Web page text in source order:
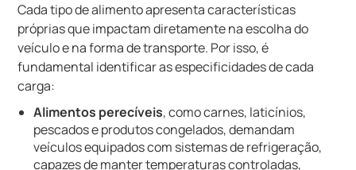
Cada tipo de alimento apresenta características
próprias que impactam diretamente na escolha do
veículo e na forma de transporte. Por isso, é
fundamental identificar as especificidades de cada
carga:
Alimentos perecíveis, como carnes, laticínios,
pescados e produtos congelados, demandam
veículos equipados com sistemas de refrigeração,
capazes de manter temperaturas controladas,